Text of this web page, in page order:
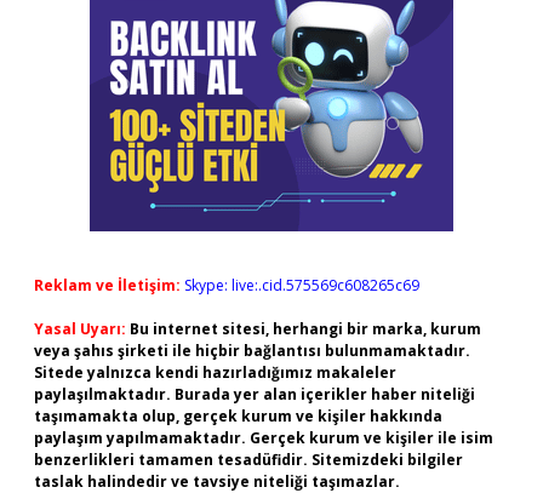
Reklam ve İletişim: Skype: live:.cid.575569c608265c69
Yasal Uyarı: Bu internet sitesi, herhangi bir marka, kurum
veya şahıs şirketi ile hiçbir bağlantısı bulunmamaktadır.
Sitede yalnızca kendi hazırladığımız makaleler
paylaşılmaktadır. Burada yer alan içerikler haber niteliği
taşımamakta olup, gerçek kurum ve kişiler hakkında
paylaşım yapılmamaktadır. Gerçek kurum ve kişiler ile isim
benzerlikleri tamamen tesadüfidir. Sitemizdeki bilgiler
taslak halindedir ve tavsiye niteliği taşımazlar.